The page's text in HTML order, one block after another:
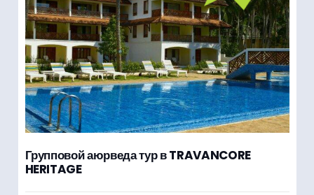
Групповой аюрведа тур в TRAVANCORE
HERITAGE